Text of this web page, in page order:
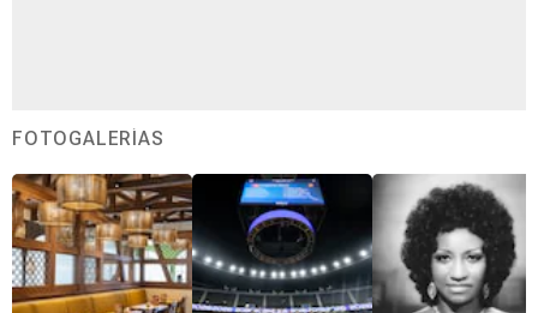
FOTOGALERÍAS